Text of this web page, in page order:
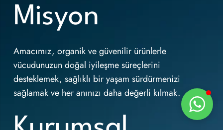
Misyon
Amacımız, organik ve güvenilir ürünlerle
vücudunuzun doğal iyileşme süreçlerini
desteklemek, sağlıklı bir yaşam sürdürmenizi
sağlamak ve her anınızı daha değerli kılmak.